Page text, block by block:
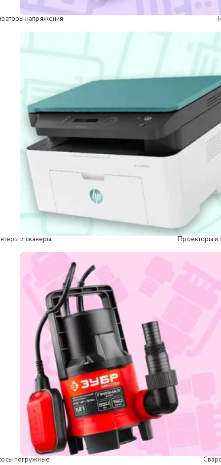
напряжения
и сканеры Проекторы и
погружные